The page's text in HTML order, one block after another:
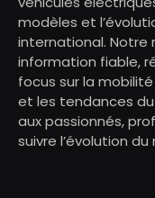
modèles et
international. Notre
information fiable,
focus sur la
et les tendances
aux passionnés,
suivre l’évolution